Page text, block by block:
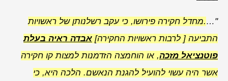
"….מחדל חקירה פירושו, כי עקב רשלנותן של ראשויות
התביעה [ לרבות ראשויות החקירה] אבדה ראיה בעלת
פוטנציאל מזכה, או הוחמצה הזדמנות למצות קו חקירה
אשר היה עשוי להועיל להגנת הנאשם. הלכה היא, כי